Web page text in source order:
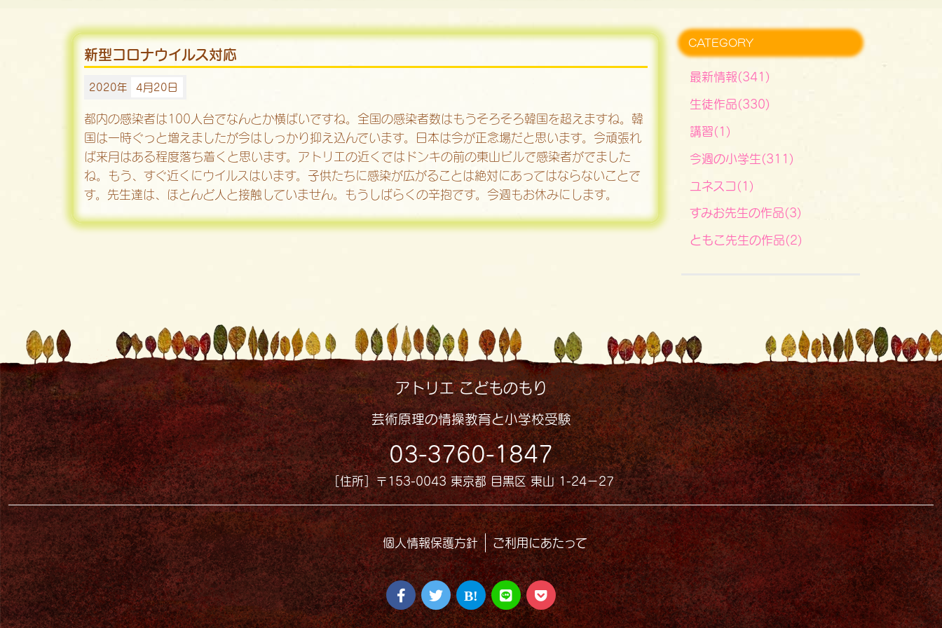
新型コロナウイルス対応
2020年 4月20日
都内の感染者は100人台でなんとか横ばいですね。全国の感染者数はもうそろそろ韓国を超えますね。韓
国は一時ぐっと増えましたが今はしっかり抑え込んでいます。日本は今が正念場だと思います。今頑張れ
ば来月はある程度落ち着くと思います。アトリエの近くではドンキの前の東山ビルで感染者がでました
ね。もう、すぐ近くにウイルスはいます。子供たちに感染が広がることは絶対にあってはならないことで
す。先生達は、ほとんど人と接触していません。もうしばらくの辛抱です。今週もお休みにします。
CATEGORY
最新情報(341)
生徒作品(330)
講習(1)
今週の小学生(311)
ユネスコ(1)
すみお先生の作品(3)
ともこ先生の作品(2)
アトリエ こどものもり
芸術原理の情操教育と小学校受験
03-3760-1847
［住所］〒153-0043 東京都 目黒区 東山 1-24−27
個人情報保護方針 ご利用にあたって